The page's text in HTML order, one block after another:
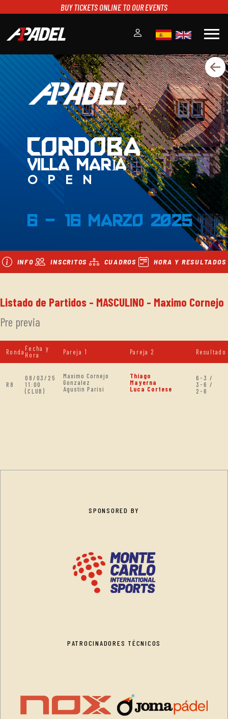
BUY TICKETS ONLINE TO OUR EVENTS
menu
A1PADEL
RANKING
CALENDARIO
TORNEOS
NOTICIAS
MULTIMEDIA
SCOREBOARD
STREAMING
CORDOBA
VILLA MARÍA
OPEN
6 - 16 Marzo 2025
INFO INSCRITOS CUADROS HORA Y RESULTADOS
Listado de Partidos - MASCULINO - Maximo Cornejo
Pre previa
Ronda Fecha y
Hora
Pareja 1 Pareja 2 Resultado
R8
08/03/25
11:00
(CLUB)
Maximo Cornejo
Gonzalez
Agustin Parisi
Thiago
Mayerna
Luca Cortese
6-3 /
3-6 /
2-6
SPONSORED BY
PATROCINADORES TÉCNICOS